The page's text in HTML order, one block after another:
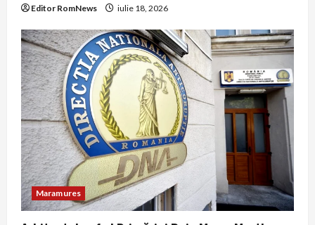
Editor RomNews iulie 18, 2026
Maramures